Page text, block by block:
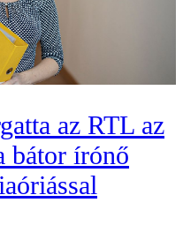
az RTL az
bátor írónő